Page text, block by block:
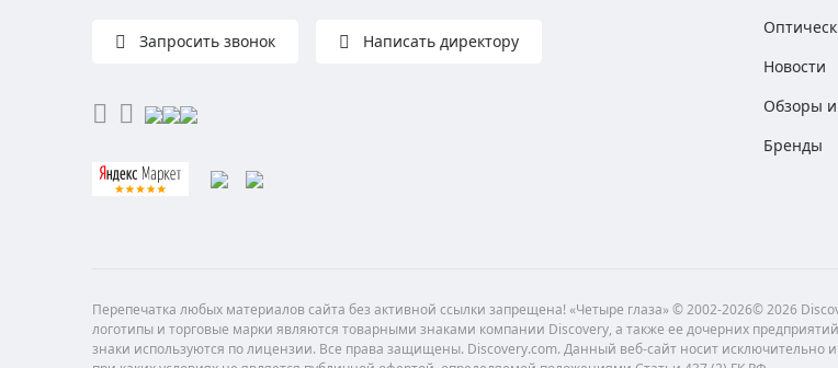
Запросить звонок Написать директору
Новости
Обзоры
Бренды
Перепечатка любых материалов сайта без активной ссылки запрещена! «Четыре глаза» © 2002-2026© 2026
логотипы и торговые марки являются товарными знаками компании Discovery, а также ее дочерних
знаки используются по лицензии. Все права защищены. Discovery.com. Данный веб-сайт носит исключительно